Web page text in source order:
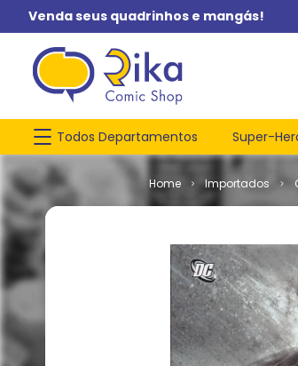
Venda seus quadrinhos e mangás!
Todos Departamentos Super-
Importados